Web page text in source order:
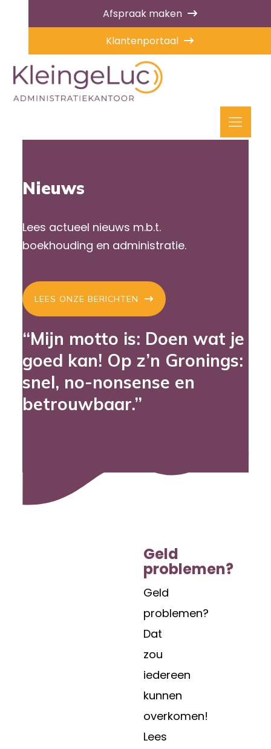
Afspraak maken
Klantenportaal
Nieuws
Lees actueel nieuws m.b.t.
boekhouding en administratie.
LEES ONZE BERICHTEN
“Mijn motto is: Doen wat je
goed kan! Op z’n Gronings:
snel, no-nonsense en
betrouwbaar.”
Geld
problemen?
Geld
problemen?
Dat
zou
iedereen
kunnen
overkomen!
Lees